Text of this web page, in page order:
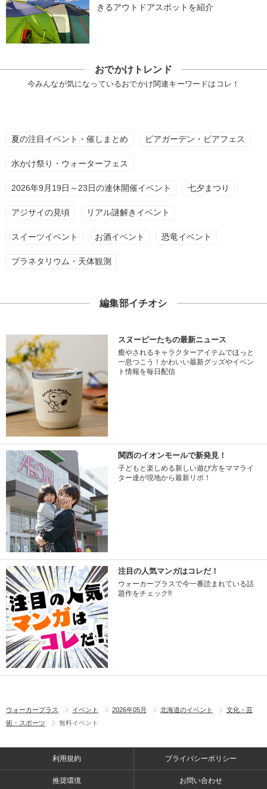
きるアウトドアスポットを紹介
おでかけトレンド
今みんなが気になっているおでかけ関連キーワードはコレ！
夏の注目イベント・催しまとめ ビアガーデン・ビアフェス
水かけ祭り・ウォーターフェス
2026年9月19日～23日の連休開催イベント 七夕まつり
アジサイの見頃 リアル謎解きイベント
スイーツイベント お酒イベント 恐竜イベント
プラネタリウム・天体観測
編集部イチオシ
スヌーピーたちの最新ニュース
癒やされるキャラクターアイテムでほっと
一息つこう！かわいい最新グッズやイベン
ト情報を毎日配信
関西のイオンモールで新発見！
子どもと楽しめる新しい遊び方をママライ
ター達が現地から最新リポ！
注目の人気マンガはコレだ！
ウォーカープラスで今一番読まれている話
題作をチェック!!
ウォーカープラス イベント 2026年05月 北海道のイベント
文化・芸
術・スポーツ
無料イベント
利用規約 プライバシーポリシー
推奨環境 お問い合わせ